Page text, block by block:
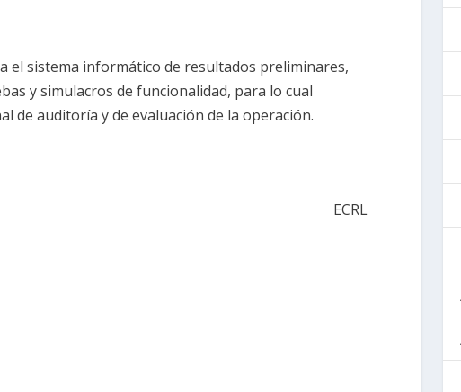
el sistema informático de resultados preliminares,
y simulacros de funcionalidad, para lo cual
de auditoría y de evaluación de la operación.
ECRL